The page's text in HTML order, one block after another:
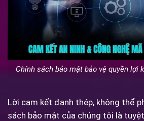
Chính sách bảo mật bảo vệ quyền lợi
Lời cam kết đanh thép, không thể
sách bảo mật của chúng tôi là